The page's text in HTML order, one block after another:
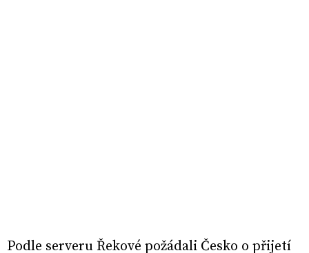
Podle serveru Řekové požádali Česko o přijetí